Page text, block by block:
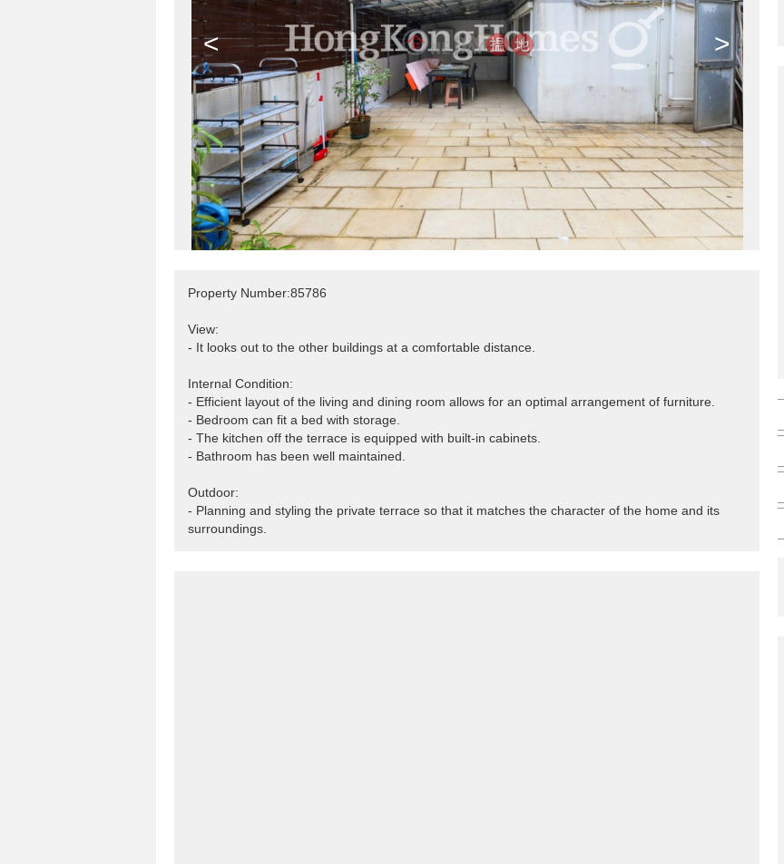
< >
Property Number:85786
View:
- It looks out to the other buildings at a comfortable distance.
Internal Condition:
- Efficient layout of the living and dining room allows for an optimal arrangement of furniture.
- Bedroom can fit a bed with storage.
- The kitchen off the terrace is equipped with built-in cabinets.
- Bathroom has been well maintained.
Outdoor:
- Planning and styling the private terrace so that it matches the character of the home and its
surroundings.